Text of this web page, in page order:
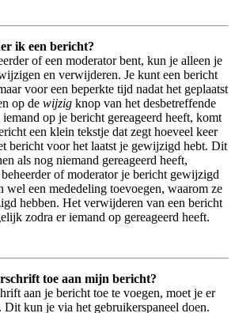
ik een bericht?
of een moderator bent, kun je alleen je
en verwijderen. Je kunt een bericht
voor een beperkte tijd nadat het geplaatst
op de wijzig knop van het desbetreffende
op je bericht gereageerd heeft, komt
een klein tekstje dat zegt hoeveel keer
bericht voor het laatst je gewijzigd hebt. Dit
als nog niemand gereageerd heeft,
of moderator je bericht gewijzigd
wel een mededeling toevoegen, waarom ze
hebben. Het verwijderen van een bericht
zodra er iemand op gereageerd heeft.
toe aan mijn bericht?
aan je bericht toe te voegen, moet je er
Dit kun je via het gebruikerspaneel doen.